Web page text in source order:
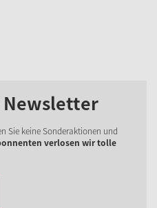
Newsletter
Sie keine Sonderaktionen und
verlosen wir tolle